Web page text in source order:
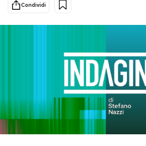
I MIEI PREFERITI
SHOP
Condividi